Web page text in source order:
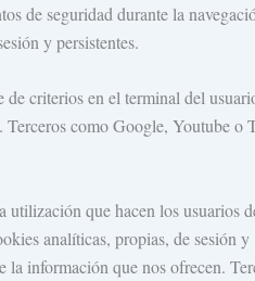
de seguridad durante la
y persistentes.
de criterios en el terminal del
Terceros como Google, Youtube o
utilización que hacen los usuarios
analíticas, propias, de sesión y
la información que nos ofrecen.